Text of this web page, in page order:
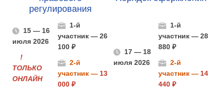
регулирования
15 — 16
июля 2026
!
ТОЛЬКО
ОНЛАЙН
1-й
участник — 26
100 ₽
2-й
участник — 13
000 ₽
17 — 18
июля 2026
1-й
участник — 28
880 ₽
2-й
участник — 14
440 ₽